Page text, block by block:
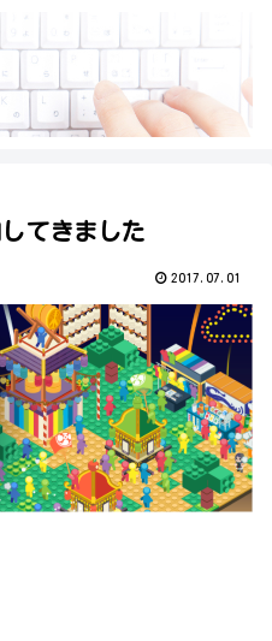
てきました
2017.07.01